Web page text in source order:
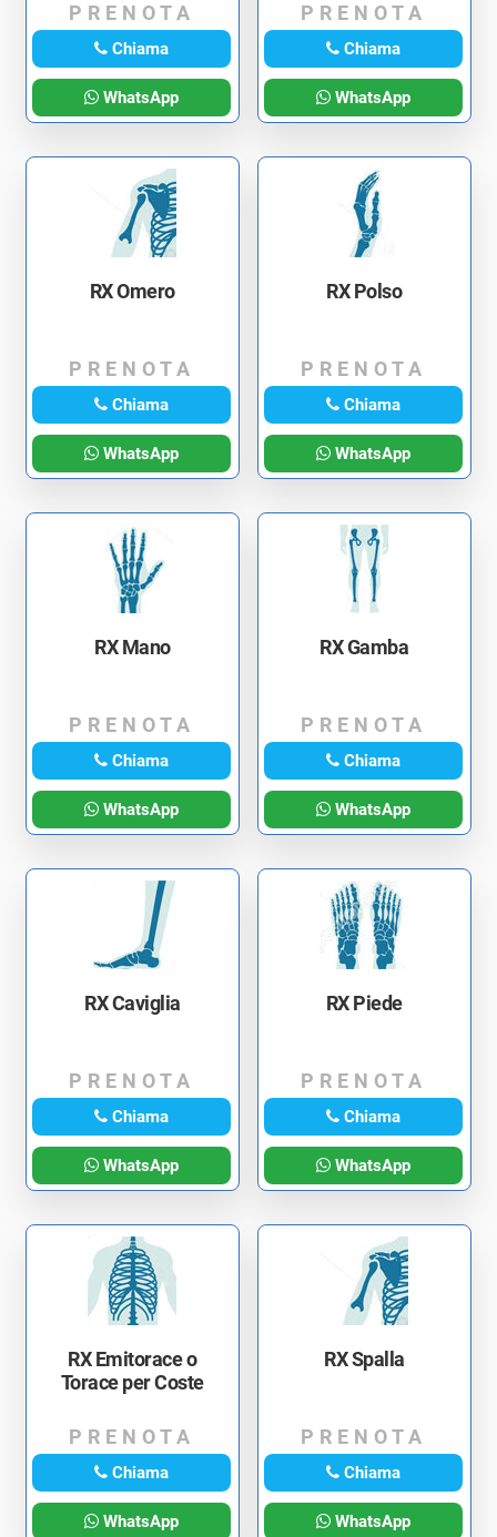
PRENOTA
Chiama
WhatsApp
PRENOTA
Chiama
WhatsApp
RX Omero
PRENOTA
Chiama
WhatsApp
RX Polso
PRENOTA
Chiama
WhatsApp
RX Mano
PRENOTA
Chiama
WhatsApp
RX Gamba
PRENOTA
Chiama
WhatsApp
RX Caviglia
PRENOTA
Chiama
WhatsApp
RX Piede
PRENOTA
Chiama
WhatsApp
RX Emitorace o
Torace per Coste
PRENOTA
Chiama
WhatsApp
RX Spalla
PRENOTA
Chiama
WhatsApp